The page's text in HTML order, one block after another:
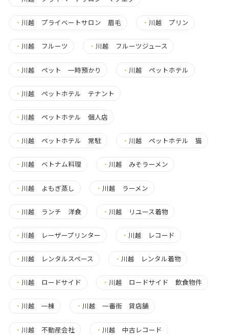
・ 川越 プライベートサロン 眉毛 ・ 川越 プリン
・ 川越 フルーツ ・ 川越 フルーツジュース
・ 川越 ペット 一時預かり ・ 川越 ペットホテル
・ 川越 ペットホテル テナント
・ 川越 ペットホテル 個人店
・ 川越 ペットホテル 常駐 ・ 川越 ペットホテル 猫
・ 川越 ベトナム料理 ・ 川越 みそラーメン
・ 川越 よもぎ蒸し ・ 川越 ラーメン
・ 川越 ランチ 洋食 ・ 川越 リユース着物
・ 川越 レーザープリンター ・ 川越 レコード
・ 川越 レンタルスペース ・ 川越 レンタル着物
・ 川越 ロードサイド ・ 川越 ロードサイド 飲食物件
・ 川越 一棟 ・ 川越 一番街 貸店舗
・ 川越 不動産会社 ・ 川越 中古レコード